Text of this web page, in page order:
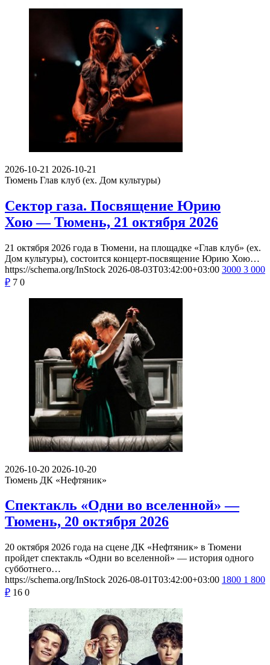
2026-10-21 2026-10-21
Тюмень Глав клуб (ex. Дом культуры)
Сектор газа. Посвящение Юрию
Хою — Тюмень, 21 октября 2026
21 октября 2026 года в Тюмени, на площадке «Глав клуб» (ex.
Дом культуры), состоится концерт-посвящение Юрию Хою…
https://schema.org/InStock 2026-08-03T03:42:00+03:00 3000 3 000
₽ 7 0
2026-10-20 2026-10-20
Тюмень ДК «Нефтяник»
Спектакль «Одни во вселенной» —
Тюмень, 20 октября 2026
20 октября 2026 года на сцене ДК «Нефтяник» в Тюмени
пройдет спектакль «Одни во вселенной» — история одного
субботнего…
https://schema.org/InStock 2026-08-01T03:42:00+03:00 1800 1 800
₽ 16 0